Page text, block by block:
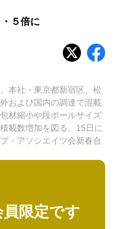
５倍に
本社・東京都新宿区、松
および国内の調達で混載
材縮小や段ボールサイズ
載数増加を図る。15日に
・アソシエイツ会新春合
限定です